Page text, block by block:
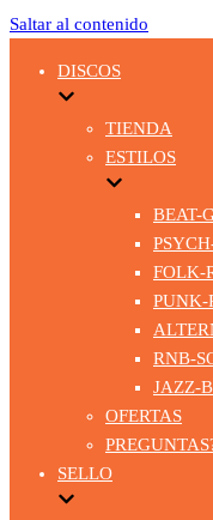
Saltar al contenido
DISCOS
TIENDA
ESTILOS
BEAT-
FOLK-
RNB-
JAZZ-
OFERTAS
SELLO